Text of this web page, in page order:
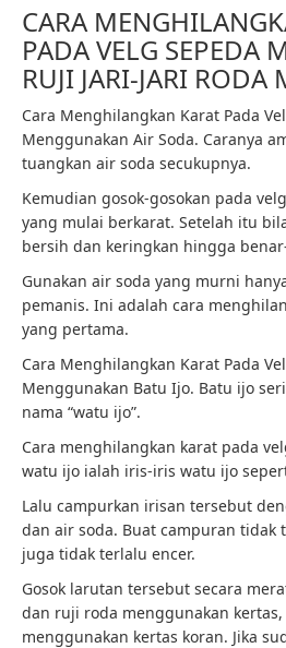
CARA
PADA VELG SEPEDA
RUJI JARI-JARI RODA
Cara Menghilangkan Karat Pada
Menggunakan Air Soda. Caranya
tuangkan air soda secukupnya.
Kemudian gosok-gosokan pada
yang mulai berkarat. Setelah itu
bersih dan keringkan hingga
Gunakan air soda yang murni
pemanis. Ini adalah cara
yang pertama.
Cara Menghilangkan Karat Pada
Menggunakan Batu Ijo. Batu ijo
nama “watu ijo”.
Cara menghilangkan karat pada
watu ijo ialah iris-iris watu ijo
Lalu campurkan irisan tersebut
dan air soda. Buat campuran tidak
juga tidak terlalu encer.
Gosok larutan tersebut secara
dan ruji roda menggunakan
menggunakan kertas koran. Jika